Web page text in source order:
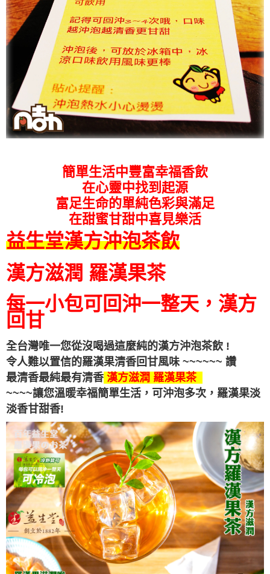
簡單生活中豐富幸福香飲
在心靈中找到起源
富足生命的單純色彩與滿足
在甜蜜甘甜中喜見樂活
益生堂漢方沖泡茶飲
漢方滋潤 羅漢果茶
每一小包可回沖一整天，漢方
回甘
全台灣唯一您從沒喝過這麼純的漢方沖泡茶飲 !
令人難以置信的羅漢果清香回甘風味 ~~~~~~ 讚
最清香最純最有清香 漢方滋潤 羅漢果茶
~~~~讓您溫暖幸福簡單生活，可沖泡多次，羅漢果淡
淡香甘甜香!